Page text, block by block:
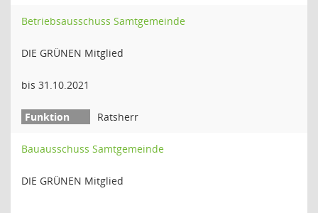
Betriebsausschuss Samtgemeinde
DIE GRÜNEN Mitglied
bis 31.10.2021
Ratsherr
Bauausschuss Samtgemeinde
DIE GRÜNEN Mitglied